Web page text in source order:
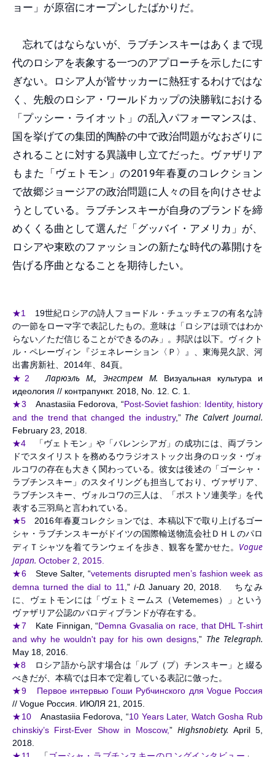
ョー」が原宿にオープンしたばかりだ。
忘れてはならないが、ラブチンスキーはあくまで現
代のロシアを表象する一つのアプローチを示したにす
ぎない。ロシア人が皆サッカーに熱狂するわけではな
く、先般のロシア・ワールドカップの決勝戦における
「プッシー・ライオット」の乱入パフォーマンスは、
国を挙げての集団的陶酔の中で政治問題がなおざりに
されることに対する異議申し立てだった。ヴァザリア
もまた「ヴェトモン」の2019年春夏のコレクション
で故郷ジョージアの政治問題に人々の目を向けさせよ
うとしている。ラブチンスキーが自身のブランドを締
めくくる曲として選んだ「グッバイ・アメリカ」が、
ロシアや東欧のファッションの新たな時代の幕開けを
告げる序曲となることを期待したい。
★1
19世紀ロシアの詩人フョードル・チュッチェフの有名な詩
の一節をローマ字で表記したもの。意味は「ロシアは頭ではわか
らない／ただ信じることができるのみ」。邦訳は以下。ヴィクト
ル・ペレーヴィン『ジェネレーション〈Ｐ〉』、東海晃久訳、河
出書房新社、2014年、84頁。
★2
Ларюэль М., Энгстрем М. Визуальная культура и
идеология // контрапункт. 2018, No. 12. С. 1.
★3 Anastasiia Fedorova, “Post-Soviet fashion: Identity, history
and the trend that changed the industry,” The Calvert Journal.
February 23, 2018.
★4 「ヴェトモン」や「バレンシアガ」の成功には、両ブラン
ドでスタイリストを務めるウラジオストック出身のロッタ・ヴォ
ルコワの存在も大きく関わっている。彼女は後述の「ゴーシャ・
ラブチンスキー」のスタイリングも担当しており、ヴァザリア、
ラブチンスキー、ヴォルコワの三人は、「ポストソ連美学」を代
表する三羽烏と言われている。
★5 2016年春夏コレクションでは、本稿以下で取り上げるゴー
シャ・ラブチンスキーがドイツの国際輸送物流会社ＤＨＬのパロ
ディＴシャツを着てランウェイを歩き、観客を驚かせた。 Vogue
Japan. October 2, 2015.
★6Steve Salter, “vetements disrupted men’s fashion week as
demna turned the dial to 11 ,” i-D. January 20, 2018. ちなみ
に、ヴェトモンには「ヴェトミームス（Vetememes）」という
ヴァザリア公認のパロディブランドが存在する。
★7 Kate Finnigan, “Demna Gvasalia on race, that DHL T-shirt
and why he wouldn't pay for his own designs ,” The Telegraph.
May 18, 2016.
★8 ロシア語から訳す場合は「ルブ（プ）チンスキー」と綴る
べきだが、本稿では日本で定着している表記に倣った。
★9
Первое интервью Гоши Рубчинского для Vogue Россия
// Vogue Россия. ИЮЛЯ 21, 2015.
★10Anastasiia Fedorova, “10 Years Later, Watch Gosha Rub
chinskiy’s First-Ever Show in Moscow,”Highsnobiety. April 5,
2018.